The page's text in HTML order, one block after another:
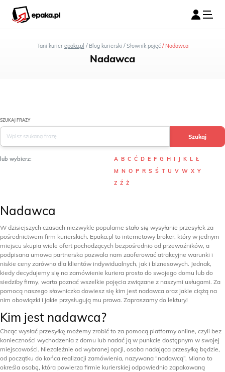
Tani kurier epaka.pl / Blog kurierski / Słownik pojęć / Nadawca
Nadawca
SZUKAJ FRAZY
lub wybierz: A B C Ć D E F G H I J K L Ł
M N O P R S Ś T U V W X Y
Z Ź Ż
Nadawca
W dzisiejszych czasach niezwykle popularne stało się wysyłanie przesyłek za
pośrednictwem firm kurierskich. Epaka.pl to internetowy broker, który w jednym
miejscu skupia wiele ofert pochodzących bezpośrednio od przewoźników, a
podpisana umowa partnerska pozwala nam zaoferować atrakcyjne warunki i
niskie ceny zarówno dla klientów indywidualnych, jak i biznesowych. Jednak,
kiedy decydujemy się na zamówienie kuriera prosto do swojego domu lub do
siedziby firmy, warto poznać wszelkie pojęcia związane z naszymi usługami. Za
pomocą naszego słowniczka dowiesz się kim jest nadawca oraz jakie ciążą na
nim obowiązki i jakie przysługują mu prawa. Zapraszamy do lektury!
Kim jest nadawca?
Chcąc wysłać przesyłkę możemy zrobić to za pomocą platformy online, czyli bez
konieczności wychodzenia z domu lub nadać ją w punkcie dostępnym w swojej
miejscowości. Niezależnie od wybranej opcji, osoba nadająca przesyłkę będzie,
od początku do końca realizacji zamówienia, nazywana “nadawcą”. Miano to
określa osobę, która powierza firmie kurierskiej odpowiednio zapakowaną